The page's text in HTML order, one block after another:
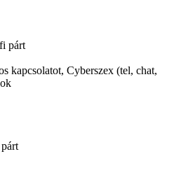
párt
kapcsolatot, Cyberszex (tel, chat,